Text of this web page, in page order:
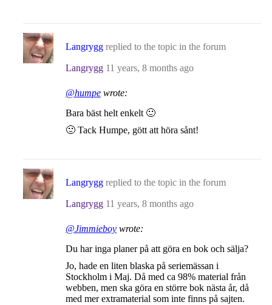
Langrygg replied to the topic in the forum
Langrygg 11 years, 8 months ago
@humpe wrote:
Bara bäst helt enkelt 🙂
🙂 Tack Humpe, gött att höra sånt!
Langrygg replied to the topic in the forum
Langrygg 11 years, 8 months ago
@Jimmieboy wrote:
Du har inga planer på att göra en bok och sälja?
Jo, hade en liten blaska på seriemässan i
Stockholm i Maj. Då med ca 98% material från
webben, men ska göra en större bok nästa år, då
med mer extramaterial som inte finns på sajten.